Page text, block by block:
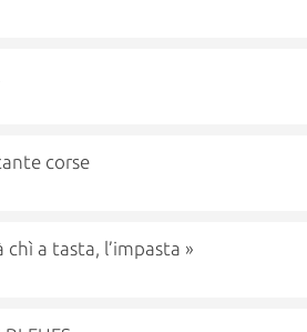
corse
chì a tasta, l’impasta »